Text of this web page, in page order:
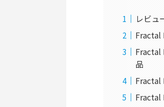
レビュ
Fractal
Fractal
品
Fractal
Fractal